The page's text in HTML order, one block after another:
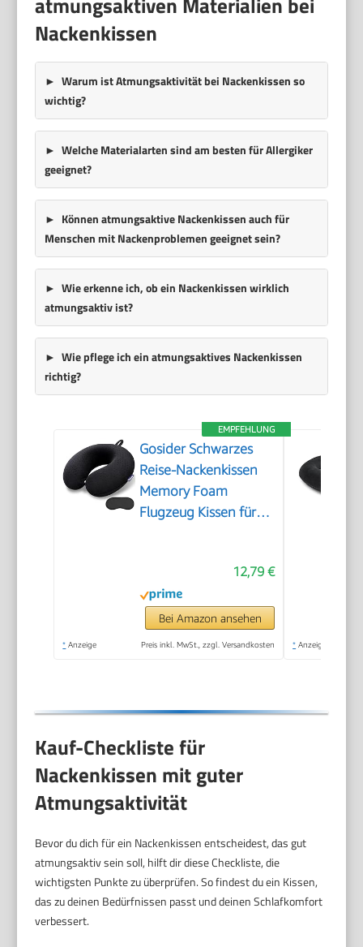
Nackenkissen
Warum ist Atmungsaktivität bei Nackenkissen so
wichtig?
Welche Materialarten sind am besten für Allergiker
geeignet?
Können atmungsaktive Nackenkissen auch für
Menschen mit Nackenproblemen geeignet sein?
Wie erkenne ich, ob ein Nackenkissen wirklich
atmungsaktiv ist?
Wie pflege ich ein atmungsaktives Nackenkissen
richtig?
EMPFEHLUNG
Gosider Schwarzes
Reise-Nackenkissen
Memory Foam
Flugzeug Kissen für
Weiches tragbares U-
Form Nackenkissen
für Flugzeug, Auto
und Home Office
12,79 €
Bei Amazon ansehen
* Anzeige Preis inkl. MwSt., zzgl. Versandkosten * Anzeige
Kauf-Checkliste für
Nackenkissen mit guter
Atmungsaktivität
Bevor du dich für ein Nackenkissen entscheidest, das gut
atmungsaktiv sein soll, hilft dir diese Checkliste, die
wichtigsten Punkte zu überprüfen. So findest du ein Kissen,
das zu deinen Bedürfnissen passt und deinen Schlafkomfort
verbessert.